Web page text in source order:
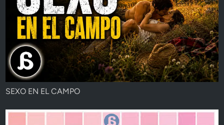
SEXO EN EL CAMPO